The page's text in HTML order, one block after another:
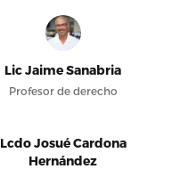
Lic Jaime Sanabria
Profesor de derecho
Lcdo Josué Cardona
Hernández